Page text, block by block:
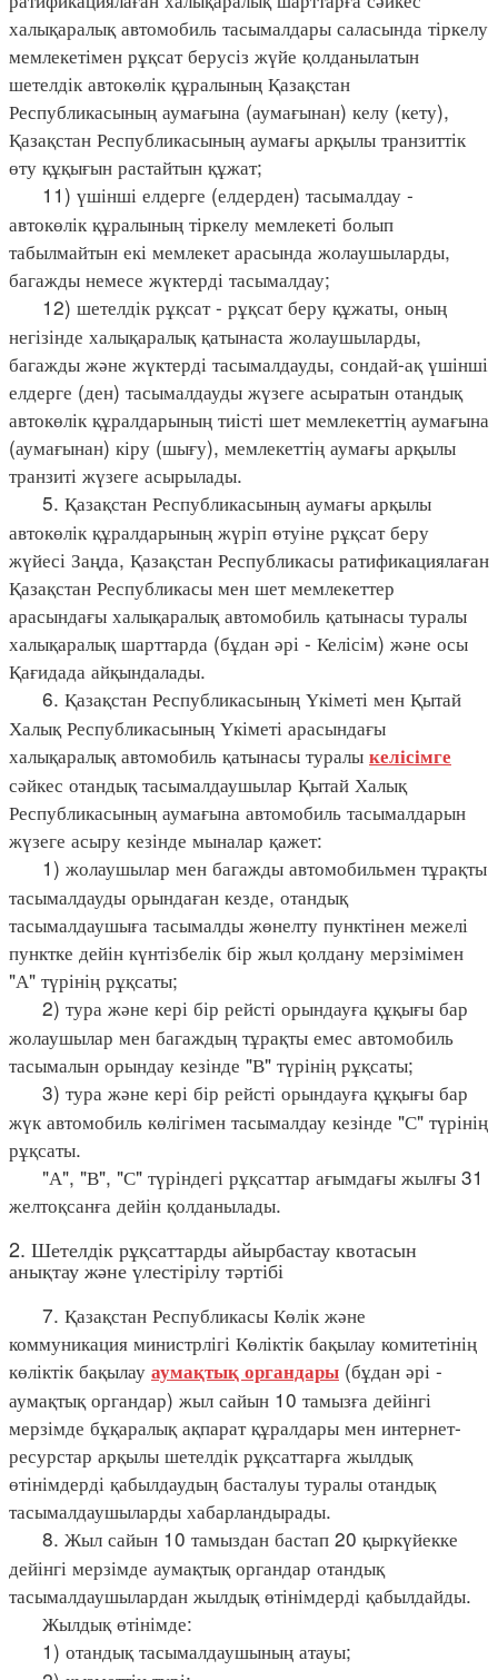
халықаралық автомобиль тасымалдары саласында тіркелу
мемлекетімен рұқсат берусіз жүйе қолданылатын
шетелдік автокөлік құралының Қазақстан
Республикасының аумағына (аумағынан) келу (кету),
Қазақстан Республикасының аумағы арқылы транзиттік
өту құқығын растайтын құжат;
11) үшінші елдерге (елдерден) тасымалдау -
автокөлік құралының тіркелу мемлекеті болып
табылмайтын екі мемлекет арасында жолаушыларды,
багажды немесе жүктерді тасымалдау;
12) шетелдік рұқсат - рұқсат беру құжаты, оның
негізінде халықаралық қатынаста жолаушыларды,
багажды және жүктерді тасымалдауды, сондай-ақ үшінші
елдерге (ден) тасымалдауды жүзеге асыратын отандық
автокөлік құралдарының тиісті шет мемлекеттің аумағына
(аумағынан) кіру (шығу), мемлекеттің аумағы арқылы
транзиті жүзеге асырылады.
5. Қазақстан Республикасының аумағы арқылы
автокөлік құралдарының жүріп өтуіне рұқсат беру
жүйесі Заңда, Қазақстан Республикасы ратификациялаған
Қазақстан Республикасы мен шет мемлекеттер
арасындағы халықаралық автомобиль қатынасы туралы
халықаралық шарттарда (бұдан әрі - Келісім) және осы
Қағидада айқындалады.
6. Қазақстан Республикасының Үкіметі мен Қытай
Халық Республикасының Үкіметі арасындағы
халықаралық автомобиль қатынасы туралы келісімге
сәйкес отандық тасымалдаушылар Қытай Халық
Республикасының аумағына автомобиль тасымалдарын
жүзеге асыру кезінде мыналар қажет:
1) жолаушылар мен багажды автомобильмен тұрақты
тасымалдауды орындаған кезде, отандық
тасымалдаушыға тасымалды жөнелту пунктінен межелі
пунктке дейін күнтізбелік бір жыл қолдану мерзімімен
"А" түрінің рұқсаты;
2) тура және кері бір рейсті орындауға құқығы бар
жолаушылар мен багаждың тұрақты емес автомобиль
тасымалын орындау кезінде "В" түрінің рұқсаты;
3) тура және кері бір рейсті орындауға құқығы бар
жүк автомобиль көлігімен тасымалдау кезінде "С" түрінің
рұқсаты.
"А", "В", "С" түріндегі рұқсаттар ағымдағы жылғы 31
желтоқсанға дейін қолданылады.
2. Шетелдік рұқсаттарды айырбастау квотасын
анықтау және үлестірілу тәртібі
7. Қазақстан Республикасы Көлік және
коммуникация министрлігі Көліктік бақылау комитетінің
көліктік бақылау аумақтық органдары (бұдан әрі -
аумақтық органдар) жыл сайын 10 тамызға дейінгі
мерзімде бұқаралық ақпарат құралдары мен интернет-
ресурстар арқылы шетелдік рұқсаттарға жылдық
өтінімдерді қабылдаудың басталуы туралы отандық
тасымалдаушыларды хабарландырады.
8. Жыл сайын 10 тамыздан бастап 20 қыркүйекке
дейінгі мерзімде аумақтық органдар отандық
тасымалдаушылардан жылдық өтінімдерді қабылдайды.
Жылдық өтінімде:
1) отандық тасымалдаушының атауы;